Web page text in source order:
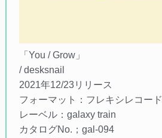
「You / Grow」
/ desksnail
2021年12/23リリース
フォーマット：フレキシレコード
レーベル：galaxy train
カタログNo.；gal-094